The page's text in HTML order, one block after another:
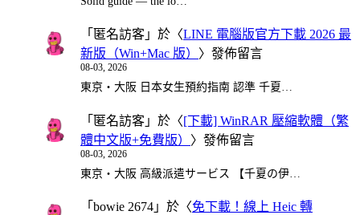
「 匿名訪客 」於〈LINE 電腦版官方下載 2026 最
新版（Win+Mac 版） 〉發佈留言
08-03, 2026
東京・大阪 日本女生預約指南 認準 千夏…
「 匿名訪客 」於〈[下載] WinRAR 壓縮軟體（繁
體中文版+免費版） 〉發佈留言
08-03, 2026
東京・大阪 高級派遣サービス 【千夏の伊…
「 bowie 2674 」於〈免下載！線上 Heic 轉